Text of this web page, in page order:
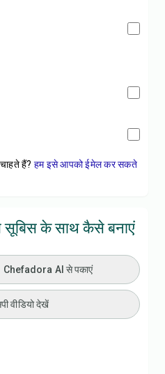
हैं? हम इसे आपको ईमेल कर सकते
सूबिस के साथ कैसे बनाएं
Chefadora AI से पकाएं
वीडियो देखें